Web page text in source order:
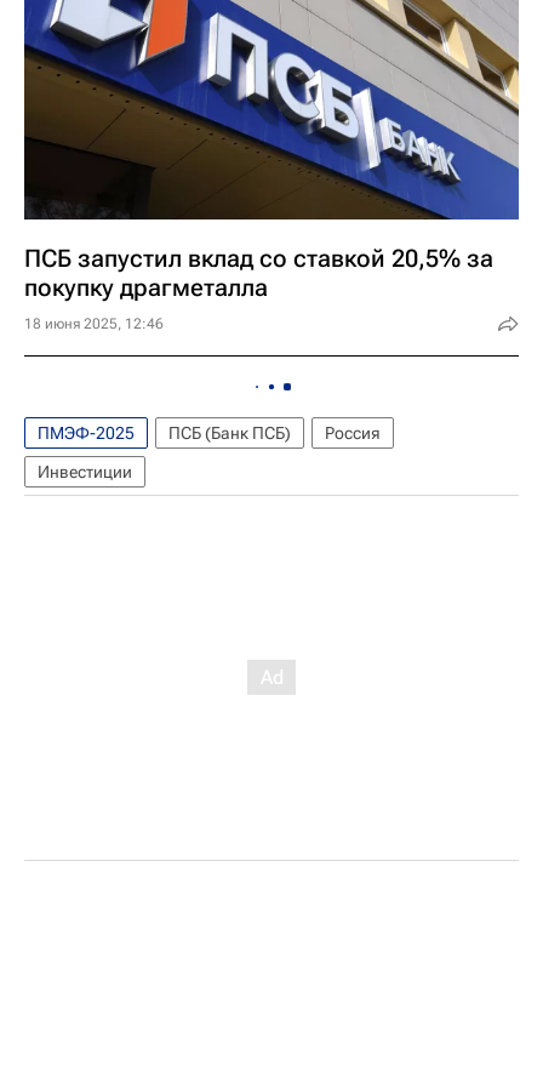
ПСБ запустил вклад со ставкой 20,5% за
покупку драгметалла
18 июня 2025, 12:46
ПМЭФ-2025 ПСБ (Банк ПСБ)
Россия
Инвестиции